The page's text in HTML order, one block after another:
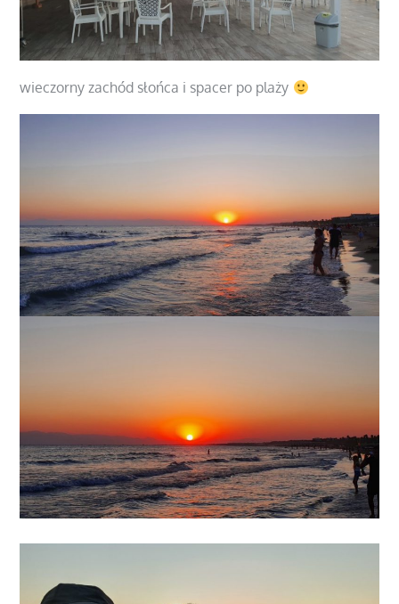
wieczorny zachód słońca i spacer po plaży